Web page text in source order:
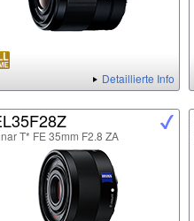
Detaillierte Info
T* FE 35mm F2.8 ZA